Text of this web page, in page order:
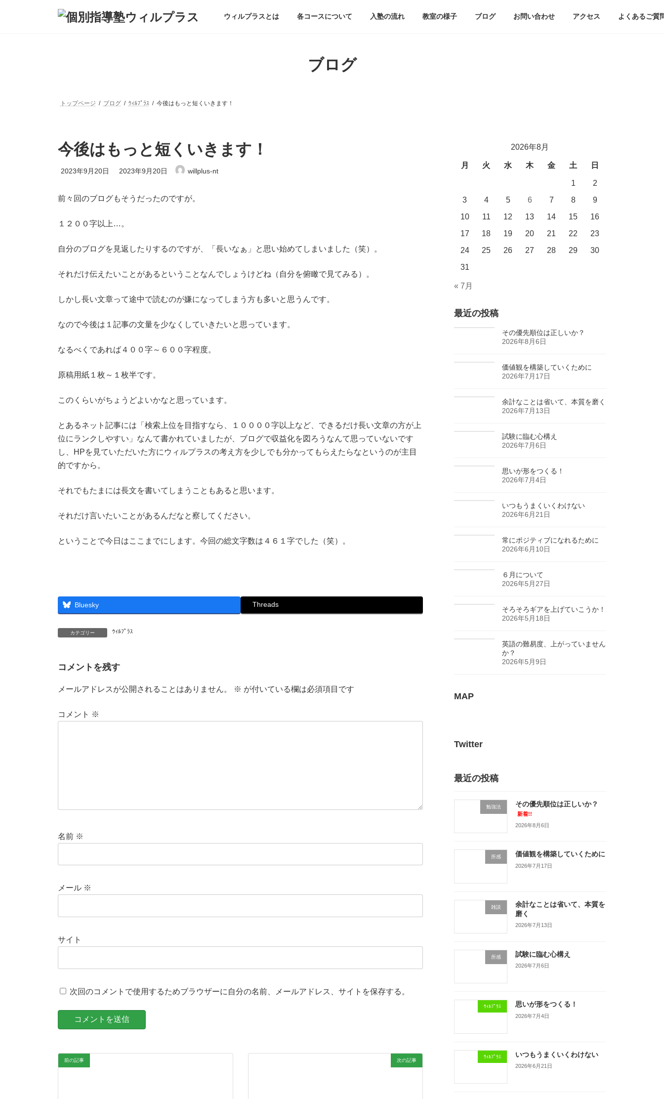
ウィルプラスとは 各コースについて 入塾の流れ 教室の様子 ブログ お問い合わせ アクセス よくあるご質
ブログ
トップページ ブログ ｳｨﾙﾌﾟﾗｽ 今後はもっと短くいきます！
今後はもっと短くいきます！
2023年9月20日
最
終
新
日
2023年9月20日 willplus-nt
前々回のブログもそうだったのですが。
１２００字以上…。
自分のブログを見返したりするのですが、「長いなぁ」と思い始めてしまいました（笑）。
それだけ伝えたいことがあるということなんでしょうけどね（自分を俯瞰で見てみる）。
しかし長い文章って途中で読むのが嫌になってしまう方も多いと思うんです。
なので今後は１記事の文量を少なくしていきたいと思っています。
なるべくであれば４００字～６００字程度。
原稿用紙１枚～１枚半です。
このくらいがちょうどよいかなと思っています。
とあるネット記事には「検索上位を目指すなら、１００００字以上など、できるだけ長い文章の方が上
位にランクしやすい」なんて書かれていましたが、ブログで収益化を図ろうなんて思っていないです
し、HPを見ていただいた方にウィルプラスの考え方を少しでも分かってもらえたらなというのが主目
的ですから。
それでもたまには長文を書いてしまうこともあると思います。
それだけ言いたいことがあるんだなと察してください。
ということで今日はここまでにします。今回の総文字数は４６１字でした（笑）。
Bluesky Threads
カテゴリー ｳｨﾙﾌﾟﾗｽ
コメントを残す
メールアドレスが公開されることはありません。 ※ が付いている欄は必須項目です
コメント ※
名前 ※
メール ※
サイト
次回のコメントで使用するためブラウザーに自分の名前、メールアドレス、サイトを保存する。
前の記事 次の記事
2026年8月
月 火 水 木 金 土 日
1
2
3
4 5 6 7 8
9
10
11 12 13 14 15
16
17
18 19 20 21 22
23
24
25 26 27 28 29
30
31
« 7月
最近の投稿
その優先順位は正しいか？
2026年8月6日
価値観を構築していくために
2026年7月17日
余計なことは省いて、本質を磨く
2026年7月13日
試験に臨む心構え
2026年7月6日
思いが形をつくる！
2026年7月4日
いつもうまくいくわけない
2026年6月21日
常にポジティブになれるために
2026年6月10日
６月について
2026年5月27日
そろそろギアを上げていこうか！
2026年5月18日
英語の難易度、上がっていません
か？
2026年5月9日
MAP
Twitter
最近の投稿
勉強法 その優先順位は正しいか？
新着!!
2026年8月6日
所感 価値観を構築していくために
2026年7月17日
雑談
余計なことは省いて、本質を
磨く
2026年7月13日
所感 試験に臨む心構え
2026年7月6日
ｳｨﾙﾌﾟﾗｽ 思いが形をつくる！
2026年7月4日
ｳｨﾙﾌﾟﾗｽ いつもうまくいくわけない
2026年6月21日